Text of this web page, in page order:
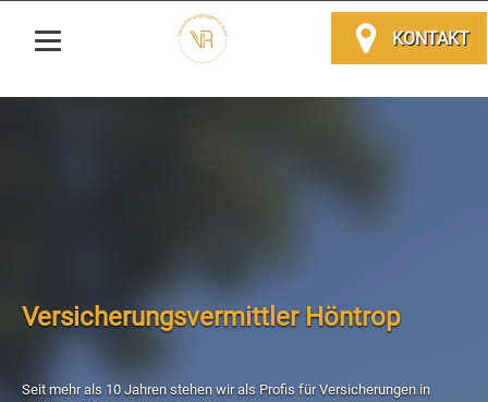
KONTAKT
Versicherungsvermittler Höntrop
Seit mehr als 10 Jahren stehen wir als Profis für Versicherungen in